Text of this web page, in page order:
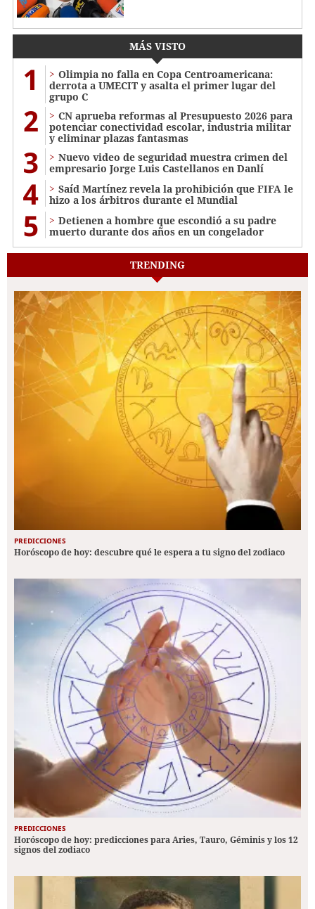
MÁS VISTO
1
Olimpia no falla en Copa Centroamericana:
derrota a UMECIT y asalta el primer lugar del
grupo C
2
CN aprueba reformas al Presupuesto 2026 para
potenciar conectividad escolar, industria militar
y eliminar plazas fantasmas
3
Nuevo video de seguridad muestra crimen del
empresario Jorge Luis Castellanos en Danlí
4
Saíd Martínez revela la prohibición que FIFA le
hizo a los árbitros durante el Mundial
5
Detienen a hombre que escondió a su padre
muerto durante dos años en un congelador
TRENDING
PREDICCIONES
Horóscopo de hoy: descubre qué le espera a tu signo del zodiaco
PREDICCIONES
Horóscopo de hoy: predicciones para Aries, Tauro, Géminis y los 12
signos del zodiaco